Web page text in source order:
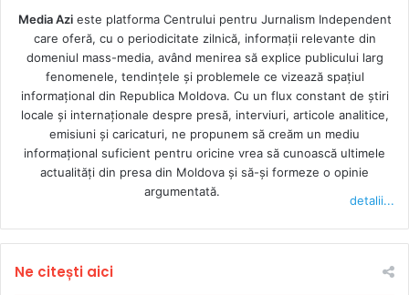
Media Azieste platforma Centrului pentru Jurnalism Independent
care oferă, cu o periodicitate zilnică, informații relevante din
domeniul mass-media, având menirea să explice publicului larg
fenomenele, tendințele și problemele ce vizează spațiul
informațional din Republica Moldova. Cu un flux constant de ştiri
locale şi internaţionale despre presă, interviuri, articole analitice,
emisiuni și caricaturi, ne propunem să creăm un mediu
informaţional suficient pentru oricine vrea să cunoască ultimele
actualităţi din presa din Moldova şi să-şi formeze o opinie
argumentată.
detalii...
Ne citești aici